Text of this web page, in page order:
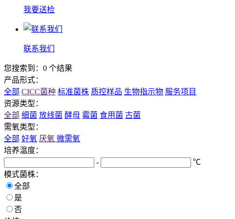
我要送检
联系我们
您搜索到：0 个结果
产品形式：
全部 CICC菌种 标准菌株 质控样品 生物指示物 服务项目
资源类型：
全部 细菌 放线菌 酵母 霉菌 食用菌 古菌
需氧类型：
全部 好氧 厌氧 微需氧
培养温度：
-
℃
模式菌株：
全部
是
否